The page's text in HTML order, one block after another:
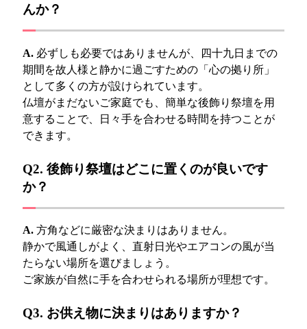
んか？
A.必ずしも必要ではありませんが、四十九日までの
期間を故人様と静かに過ごすための「心の拠り所」
として多くの方が設けられています。
仏壇がまだないご家庭でも、簡単な後飾り祭壇を用
意することで、日々手を合わせる時間を持つことが
できます。
Q2. 後飾り祭壇はどこに置くのが良いです
か？
A.方角などに厳密な決まりはありません。
静かで風通しがよく、直射日光やエアコンの風が当
たらない場所を選びましょう。
ご家族が自然に手を合わせられる場所が理想です。
Q3. お供え物に決まりはありますか？